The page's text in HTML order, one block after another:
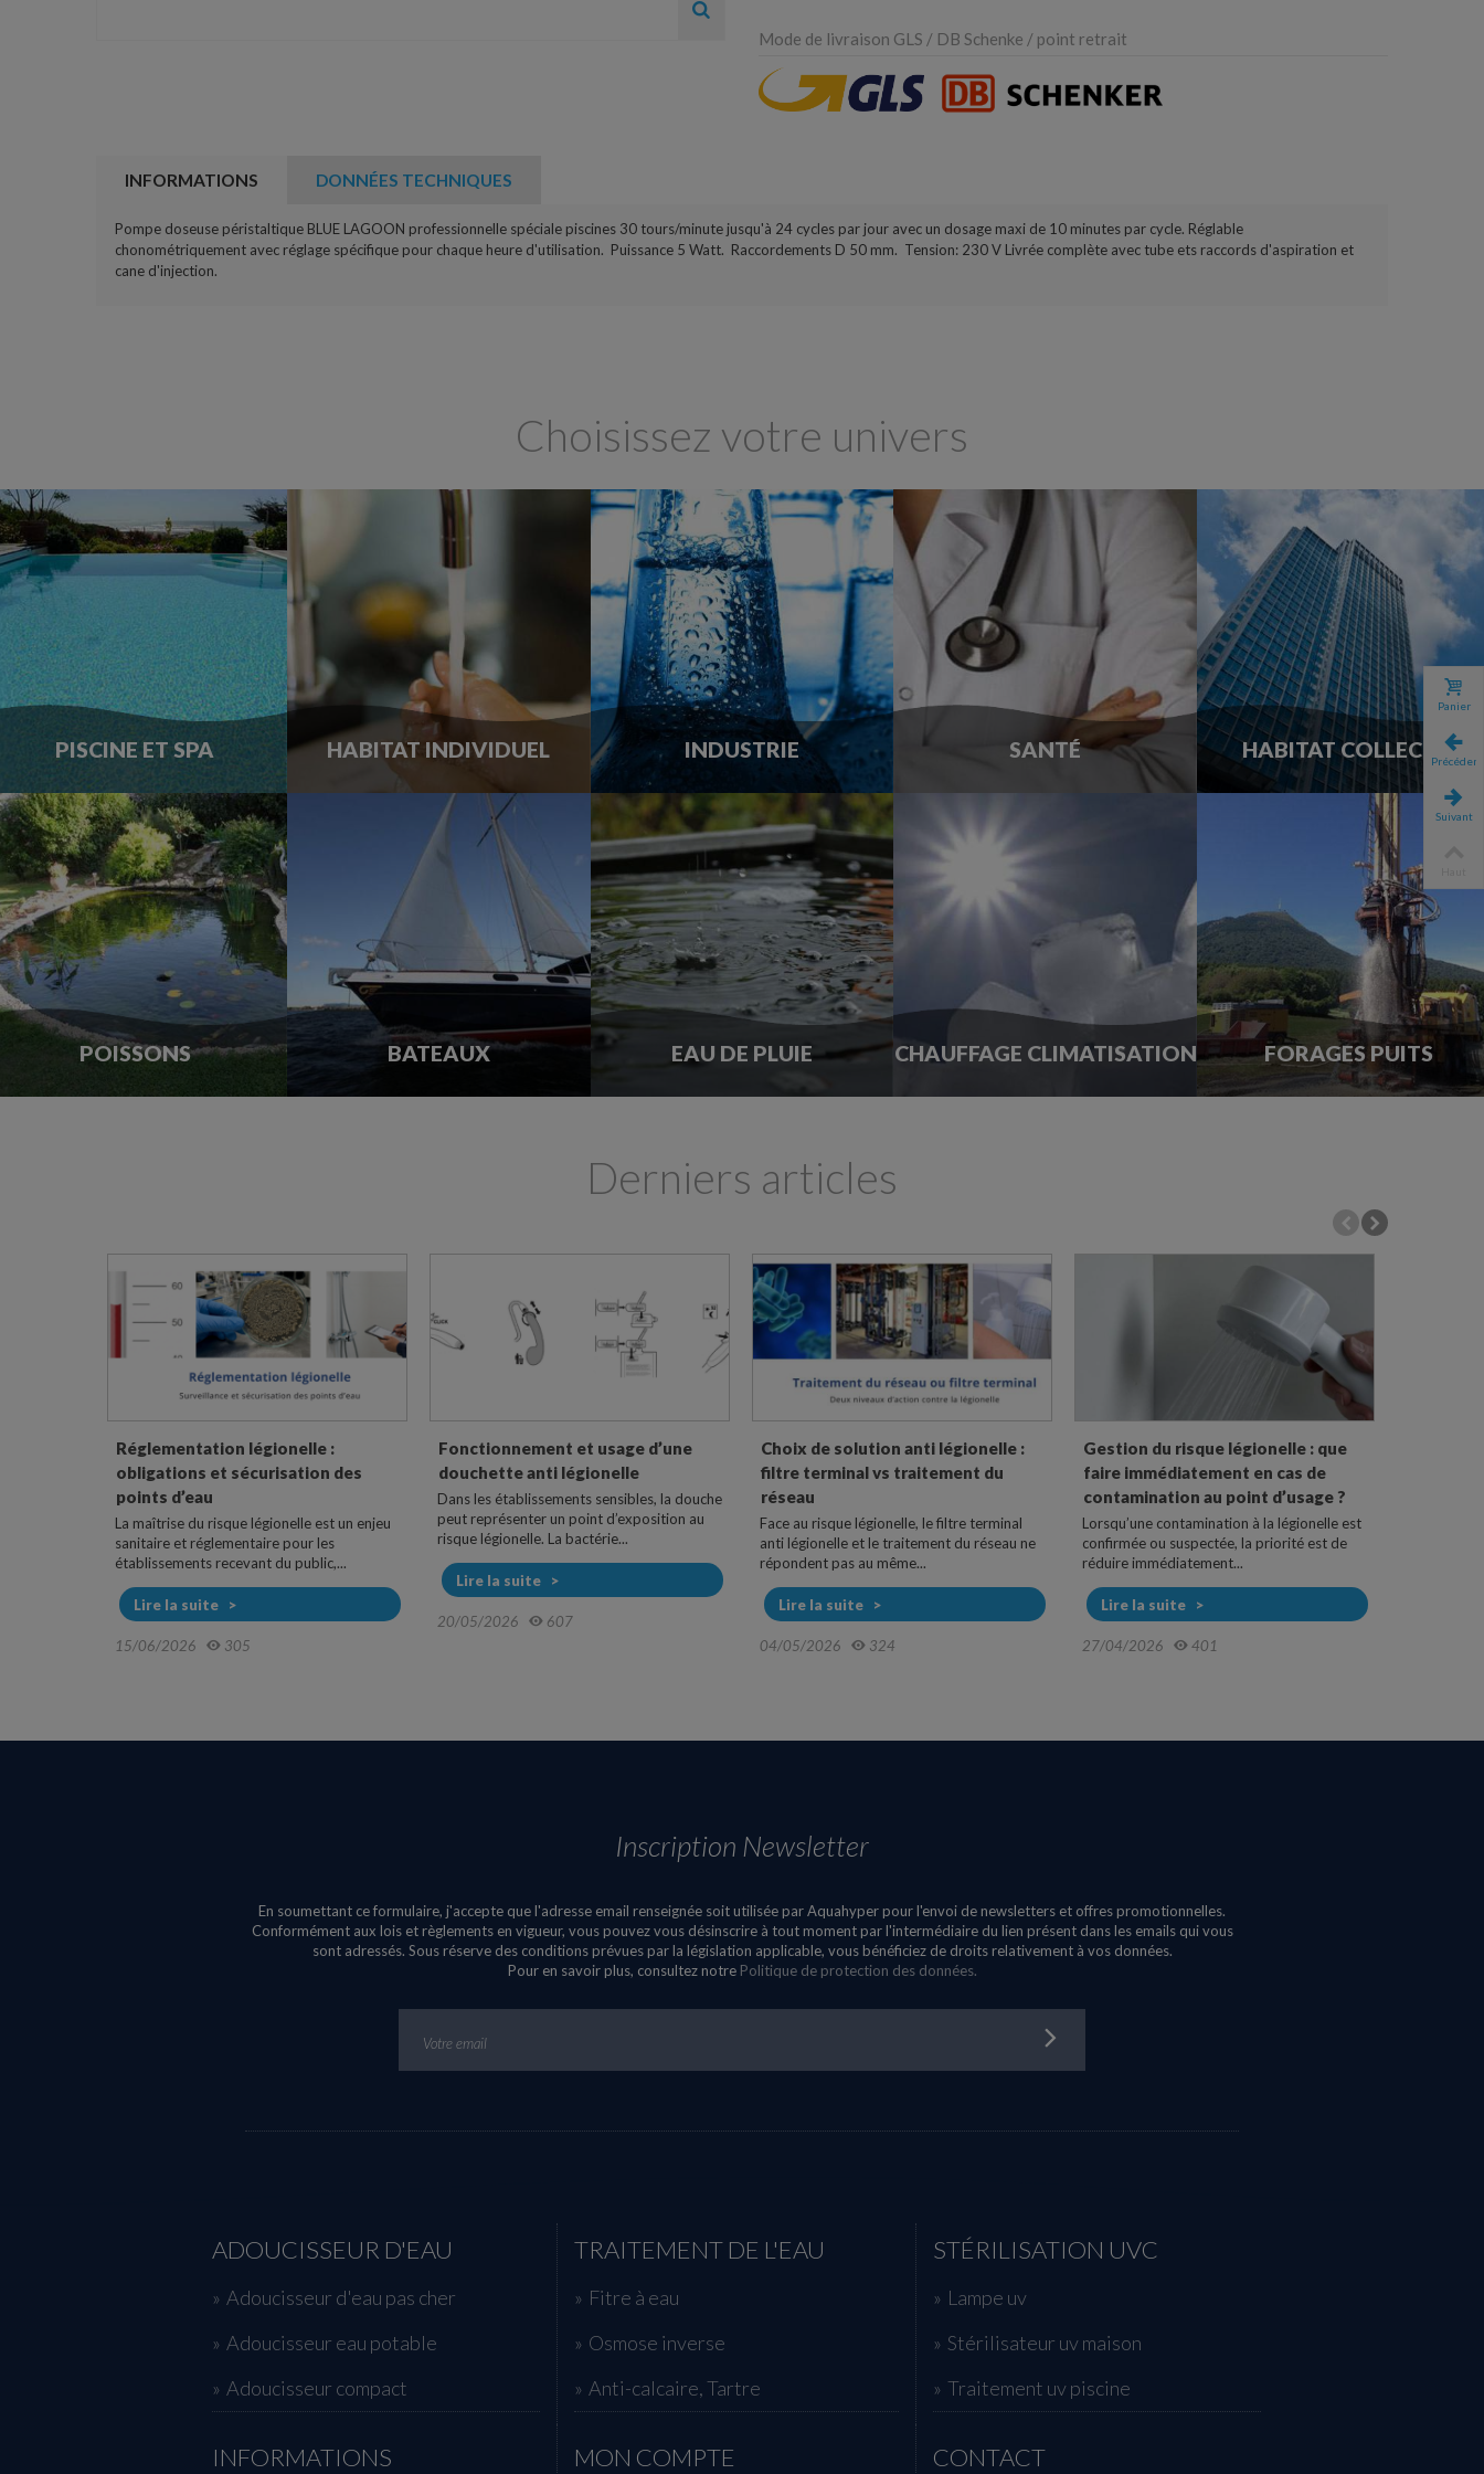
Mode de livraison GLS / DB Schenke / point retrait
INFORMATIONS DONNÉES TECHNIQUES
Pompe doseuse péristaltique BLUE LAGOON professionnelle spéciale piscines 30 tours/minute jusqu'à 24 cycles par jour avec un dosage maxi de 10 minutes par cycle. Réglable
chonométriquement avec réglage spécifique pour chaque heure d'utilisation. Puissance 5 Watt. Raccordements D 50 mm. Tension: 230 V Livrée complète avec tube ets raccords d'aspiration et
cane d'injection.
Choisissez votre univers
PISCINE ET SPA HABITAT INDIVIDUEL INDUSTRIE SANTÉ HABITAT COLLECTIF
POISSONS BATEAUX EAU DE PLUIE CHAUFFAGE CLIMATISATION FORAGES PUITS
Derniers articles
Réglementation légionelle :
obligations et sécurisation des
points d’eau
La maîtrise du risque légionelle est un enjeu
sanitaire et réglementaire pour les
établissements recevant du public,...
Lire la suite
15/06/2026 305
Fonctionnement et usage d’une
douchette anti légionelle
Dans les établissements sensibles, la douche
peut représenter un point d’exposition au
risque légionelle. La bactérie...
Lire la suite
20/05/2026 607
Choix de solution anti légionelle :
filtre terminal vs traitement du
réseau
Face au risque légionelle, le filtre terminal
anti légionelle et le traitement du réseau ne
répondent pas au même...
Lire la suite
04/05/2026 324
Gestion du risque légionelle : que
faire immédiatement en cas de
contamination au point d’usage ?
Lorsqu’une contamination à la légionelle est
confirmée ou suspectée, la priorité est de
réduire immédiatement...
Lire la suite
27/04/2026 401
Inscription Newsletter
En soumettant ce formulaire, j'accepte que l'adresse email renseignée soit utilisée par Aquahyper pour l'envoi de newsletters et offres promotionnelles.
Conformément aux lois et règlements en vigueur, vous pouvez vous désinscrire à tout moment par l'intermédiaire du lien présent dans les emails qui vous
sont adressés. Sous réserve des conditions prévues par la législation applicable, vous bénéficiez de droits relativement à vos données.
Pour en savoir plus, consultez notre Politique de protection des données.
ADOUCISSEUR D'EAU
Adoucisseur d'eau pas cher
Adoucisseur eau potable
Adoucisseur compact
TRAITEMENT DE L'EAU
Fitre à eau
Osmose inverse
Anti-calcaire, Tartre
STÉRILISATION UVC
Lampe uv
Stérilisateur uv maison
Traitement uv piscine
INFORMATIONS MON COMPTE CONTACT
Panier
Précédent
Suivant